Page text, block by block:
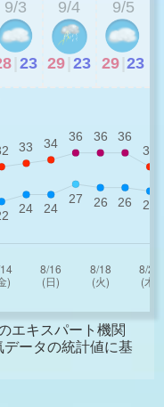
9/3
23
9/4
29 23
9/5
29 23
エキスパート機関
ータの統計値に基